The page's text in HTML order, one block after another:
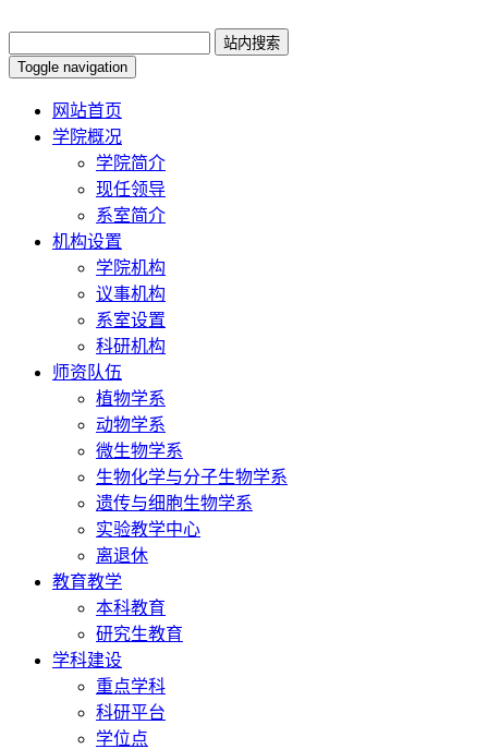
Toggle navigation
网站首页
学院概况
学院简介
现任领导
系室简介
机构设置
学院机构
议事机构
系室设置
科研机构
师资队伍
植物学系
动物学系
微生物学系
生物化学与分子生物学系
遗传与细胞生物学系
实验教学中心
离退休
教育教学
本科教育
研究生教育
学科建设
重点学科
科研平台
学位点